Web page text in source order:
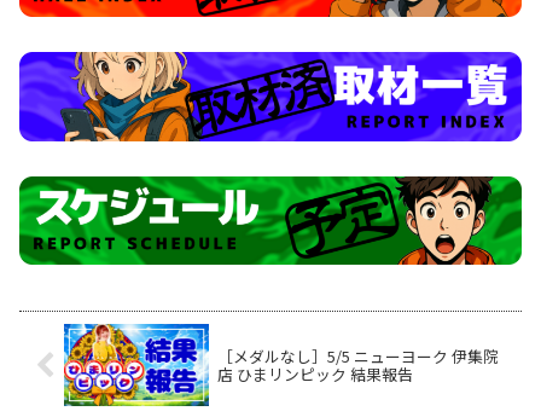
［メダルなし］5/5 ニューヨーク 伊集院
店 ひまリンピック 結果報告